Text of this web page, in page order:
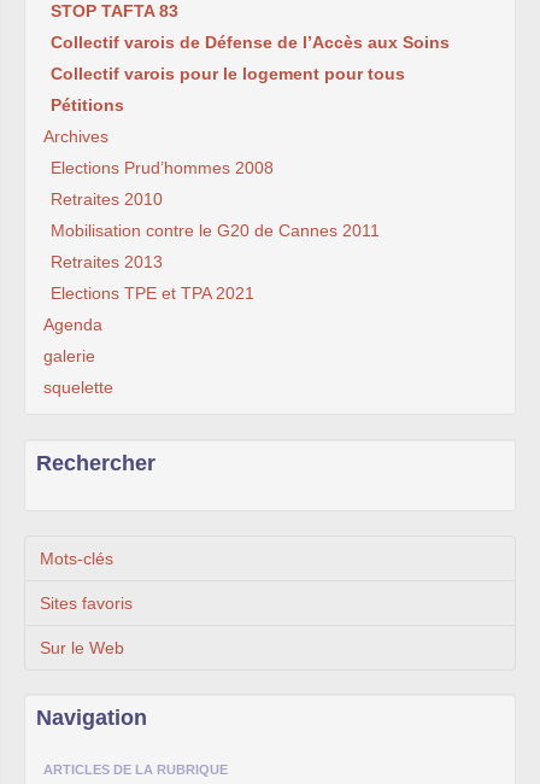
STOP TAFTA 83
Collectif varois de Défense de l’Accès aux Soins
Collectif varois pour le logement pour tous
Pétitions
Archives
Elections Prud’hommes 2008
Retraites 2010
Mobilisation contre le G20 de Cannes 2011
Retraites 2013
Elections TPE et TPA 2021
Agenda
galerie
squelette
Rechercher
Mots-clés
Sites favoris
Sur le Web
Navigation
ARTICLES DE LA RUBRIQUE